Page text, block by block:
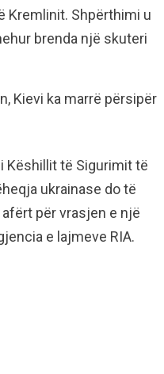
Kremlinit. Shpërthimi u
brenda një skuteri
Kievi ka marrë përsipër
Këshillit të Sigurimit të
ukrainase do të
për vrasjen e një
e lajmeve RIA.